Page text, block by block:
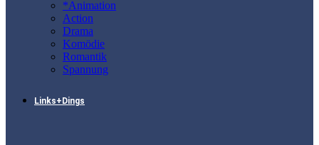
*Animation
Action
Drama
Komödie
Romantik
Spannung
Links+Dings